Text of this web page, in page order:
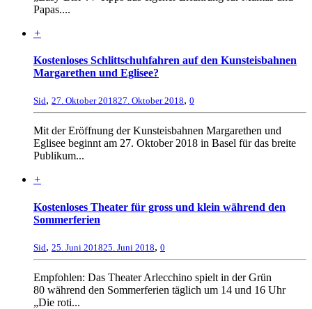
Papas....
+
Kostenloses Schlittschuhfahren auf den Kunsteisbahnen
Margarethen und Eglisee?
Sid, 27. Oktober 201827. Oktober 2018, 0
Mit der Eröffnung der Kunsteisbahnen Margarethen und
Eglisee beginnt am 27. Oktober 2018 in Basel für das breite
Publikum...
+
Kostenloses Theater für gross und klein während den
Sommerferien
Sid, 25. Juni 201825. Juni 2018, 0
Empfohlen: Das Theater Arlecchino spielt in der Grün
80 während den Sommerferien täglich um 14 und 16 Uhr
„Die roti...